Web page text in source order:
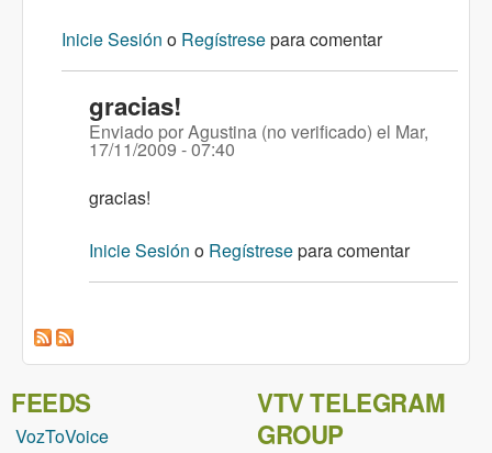
Inicie Sesión o Regístresepara comentar
gracias!
Enviado porAgustina (no verificado) el Mar,
17/11/2009 - 07:40
gracias!
Inicie Sesión o Regístresepara comentar
FEEDS
VozToVoice
VTV TELEGRAM
GROUP